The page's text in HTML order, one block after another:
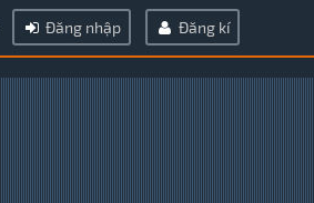
Đăng nhập Đăng kí